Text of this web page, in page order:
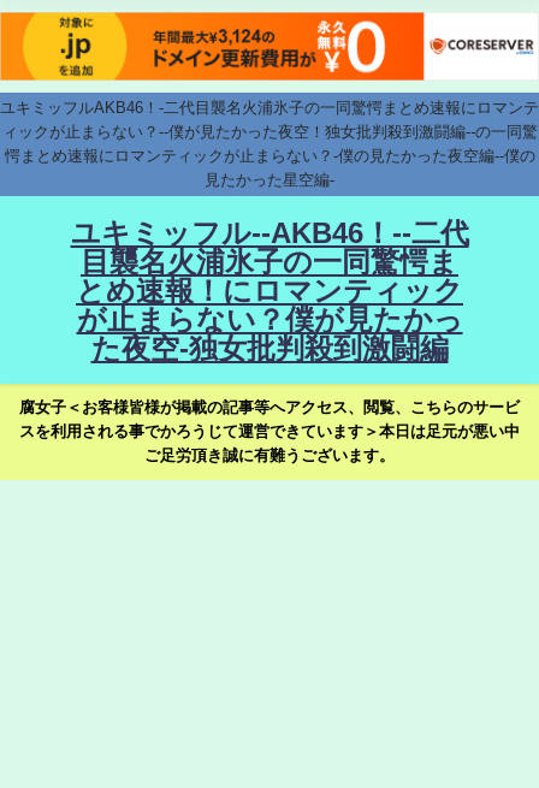
ユキミッフルAKB46！-二代目襲名火浦氷子の一同驚愕まとめ速報にロマンテ
ィックが止まらない？--僕が見たかった夜空！独女批判殺到激闘編--の一同驚
愕まとめ速報にロマンティックが止まらない？-僕の見たかった夜空編--僕の
見たかった星空編-
ユキミッフル--AKB46！--二代
目襲名火浦氷子の一同驚愕ま
とめ速報！にロマンティック
が止まらない？僕が見たかっ
た夜空-独女批判殺到激闘編
腐女子＜お客様皆様が掲載の記事等へアクセス、閲覧、こちらのサービ
スを利用される事でかろうじて運営できています＞本日は足元が悪い中
ご足労頂き誠に有難うございます。